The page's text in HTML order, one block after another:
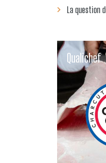
La question
Qualichef